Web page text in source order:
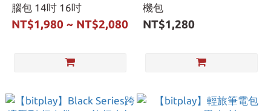
腦包 14吋 16吋
NT$1,980 ~ NT$2,080
機包
NT$1,280